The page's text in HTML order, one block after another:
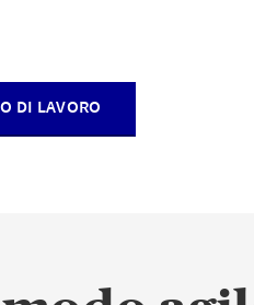
DI LAVORO